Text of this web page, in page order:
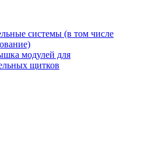
системы (в том числе
модулей для
щитков